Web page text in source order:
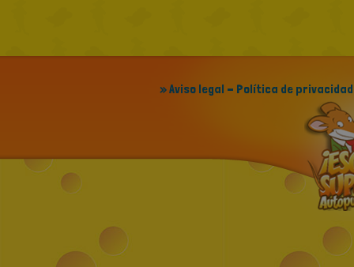
» Aviso legal - Política de privacidad